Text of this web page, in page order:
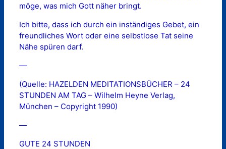
möge, was mich Gott näher bringt.
Ich bitte, dass ich durch ein inständiges Gebet, ein
freundliches Wort oder eine selbstlose Tat seine
Nähe spüren darf.
—
(Quelle: HAZELDEN MEDITATIONSBÜCHER – 24
STUNDEN AM TAG – Wilhelm Heyne Verlag,
München – Copyright 1990)
—
GUTE 24 STUNDEN